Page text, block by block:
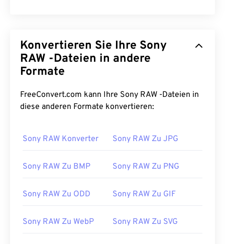
Konvertieren Sie Ihre Sony
RAW -Dateien in andere
Formate
FreeConvert.com kann Ihre Sony RAW -Dateien in
diese anderen Formate konvertieren:
Sony RAW Konverter Sony RAW Zu JPG
Sony RAW Zu BMP Sony RAW Zu PNG
Sony RAW Zu ODD Sony RAW Zu GIF
Sony RAW Zu WebP Sony RAW Zu SVG